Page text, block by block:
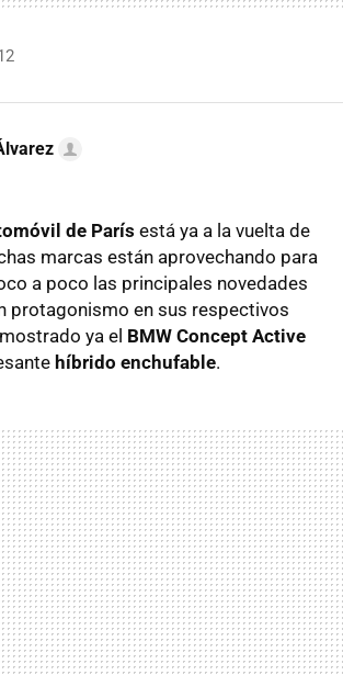
de París está ya a la vuelta de
marcas están aprovechando para
a poco las principales novedades
protagonismo en sus respectivos
ya el BMW Concept Active
híbrido enchufable.